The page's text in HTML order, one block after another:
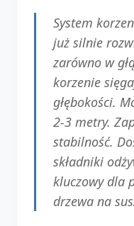
System
już silnie
zarówno w
korzenie
głębokości.
2-3 metry.
stabilność.
składniki
kluczowy dla
drzewa na